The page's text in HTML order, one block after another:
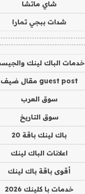
شاي ماتشا
شدات ببجي تمارا
خدمات الباك لينك
guest post مقال ضيف
سوق العرب
سوق التاريخ
باك لينك باقة 20
اعلانات الباك لينك
أقوى باقة باك لينك
خدمات با كلينك 2026